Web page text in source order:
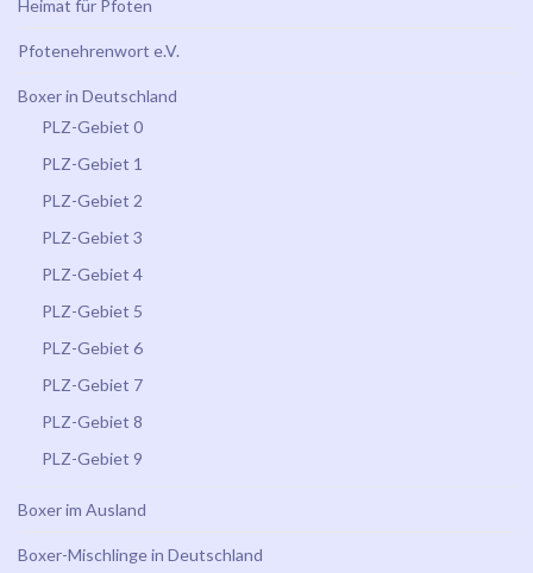
Heimat für Pfoten
Pfotenehrenwort e.V.
Boxer in Deutschland
PLZ-Gebiet 0
PLZ-Gebiet 1
PLZ-Gebiet 2
PLZ-Gebiet 3
PLZ-Gebiet 4
PLZ-Gebiet 5
PLZ-Gebiet 6
PLZ-Gebiet 7
PLZ-Gebiet 8
PLZ-Gebiet 9
Boxer im Ausland
Boxer-Mischlinge in Deutschland